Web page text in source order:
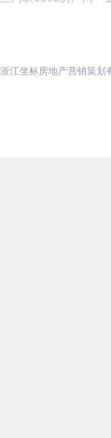
浙江坐标房地产营销策